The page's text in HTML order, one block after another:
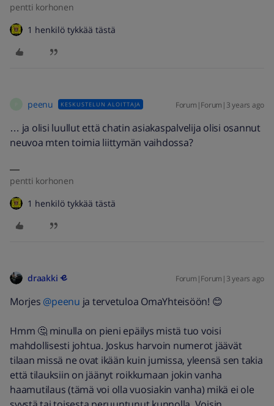
pentti korhonen
1 henkilö tykkää tästä
peenu KESKUSTELUN ALOITTAJA Forum|Forum|3 years ago
… ja olisi luullut että chatin asiakaspalvelija olisi osannut
neuvoa mten toimia liittymän vaihdossa?
pentti korhonen
1 henkilö tykkää tästä
draakki Forum|Forum|3 years ago
Morjes @peenu ja tervetuloa OmaYhteisöön! 😊
Hmm 🤔 minulla on pieni epäilys mistä tuo voisi
mahdollisesti johtua. Joskus harvoin numerot jäävät
tilaan missä ne ovat ikään kuin jumissa, yleensä sen takia
että tilauksiin on jäänyt roikkumaan jokin vanha
haamutilaus (tämä voi olla vuosiakin vanha) mikä ei ole